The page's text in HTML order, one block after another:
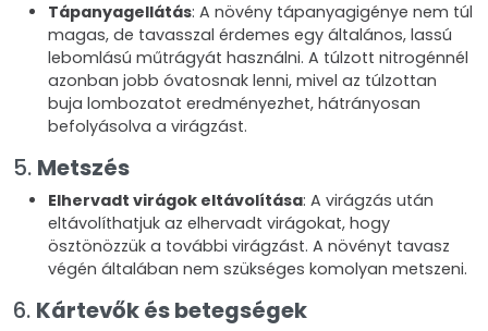
Tápanyagellátás: A növény tápanyagigénye nem túl
magas, de tavasszal érdemes egy általános, lassú
lebomlású műtrágyát használni. A túlzott nitrogénnél
azonban jobb óvatosnak lenni, mivel az túlzottan
buja lombozatot eredményezhet, hátrányosan
befolyásolva a virágzást.
5. Metszés
Elhervadt virágok eltávolítása: A virágzás után
eltávolíthatjuk az elhervadt virágokat, hogy
ösztönözzük a további virágzást. A növényt tavasz
végén általában nem szükséges komolyan metszeni.
6. Kártevők és betegségek